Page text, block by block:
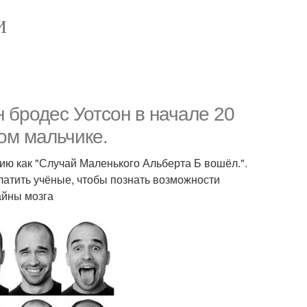
Уотсон в начале 20
мальчике.
как "Случай Маленького Альберта Б вошёл.".
учёные, чтобы познать возможности
мозга